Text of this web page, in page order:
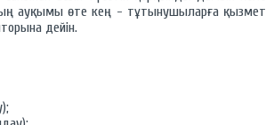
ауқымы өте кең - тұтынушыларға қызмет
дейін.